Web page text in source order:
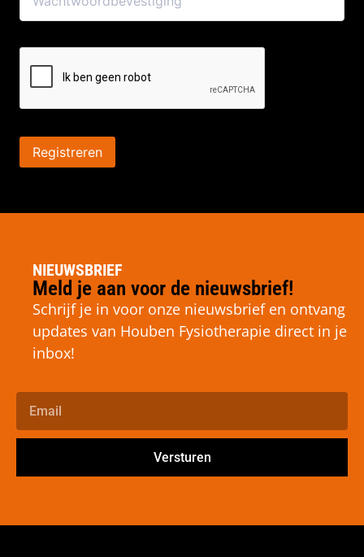
Registreren
NIEUWSBRIEF
Meld je aan voor de nieuwsbrief!
Schrijf je in voor onze nieuwsbrief en ontvang
updates van Houben Fysiotherapie direct in je
inbox!
Versturen